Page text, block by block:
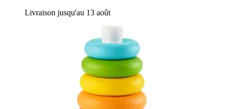
Livraison jusqu'au 13 août